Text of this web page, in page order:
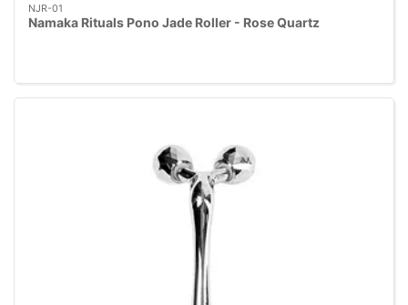
NJR-01
Namaka Rituals Pono Jade Roller - Rose Quartz